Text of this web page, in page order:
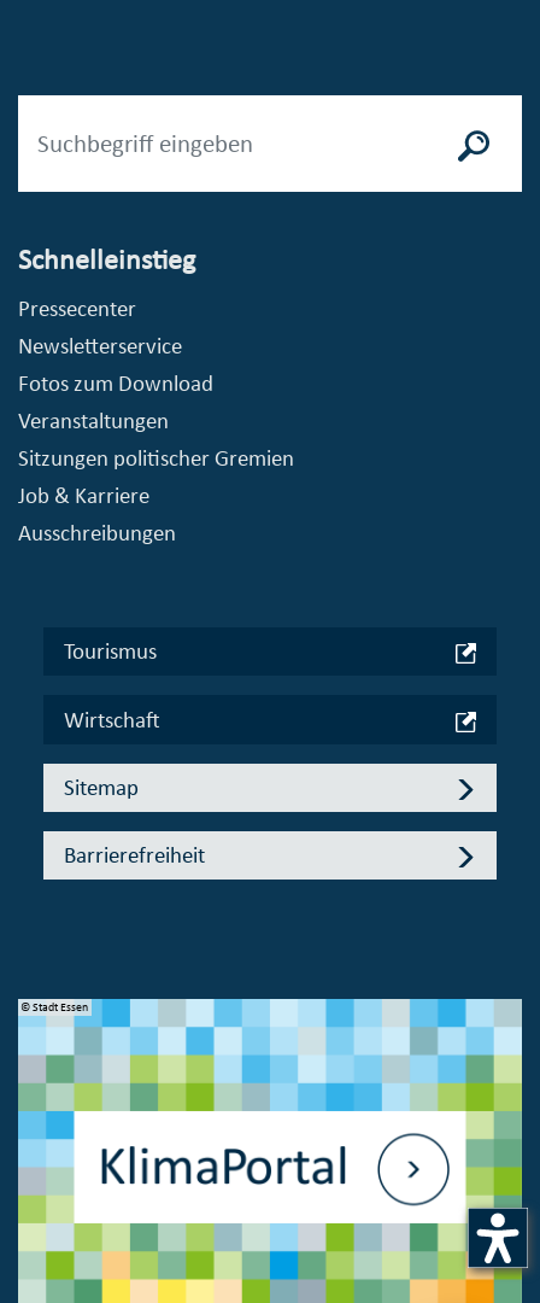
Schnelleinstieg
Pressecenter
Newsletterservice
Fotos zum Download
Veranstaltungen
Sitzungen politischer Gremien
Job & Karriere
Ausschreibungen
Tourismus
Wirtschaft
Sitemap
Barrierefreiheit
© Stadt Essen